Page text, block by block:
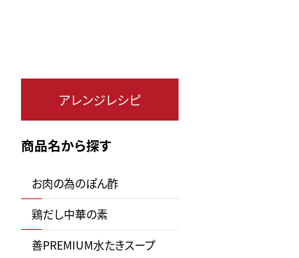
アレンジレシピ
商品名から探す
お肉の為のぽん酢
鶏だし中華の素
善PREMIUM水たきスープ